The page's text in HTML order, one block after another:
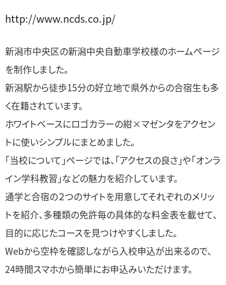
http://www.ncds.co.jp/
新潟市中央区の新潟中央自動車学校様のホームページ
を制作しました。
新潟駅から徒歩15分の好立地で県外からの合宿生も多
く在籍されています。
ホワイトベースにロゴカラーの紺×マゼンタをアクセン
トに使いシンプルにまとめました。
「当校について」ページでは、「アクセスの良さ」や「オンラ
イン学科教習」などの魅力を紹介しています。
通学と合宿の２つのサイトを用意してそれぞれのメリッ
トを紹介、多種類の免許毎の具体的な料金表を載せて、
目的に応じたコースを見つけやすくしました。
Webから空枠を確認しながら入校申込が出来るので、
24時間スマホから簡単にお申込みいただけます。